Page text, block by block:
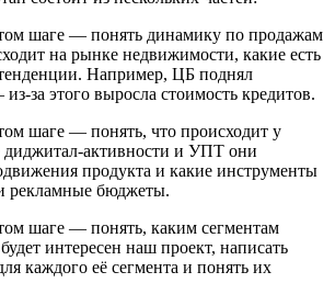
шаге — понять динамику по продажам
на рынке недвижимости, какие есть
Например, ЦБ поднял
за этого выросла стоимость кредитов.
шаге — понять, что происходит у
диджитал-активности и УПТ они
продукта и какие инструменты
рекламные бюджеты.
шаге — понять, каким сегментам
интересен наш проект, написать
каждого её сегмента и понять их